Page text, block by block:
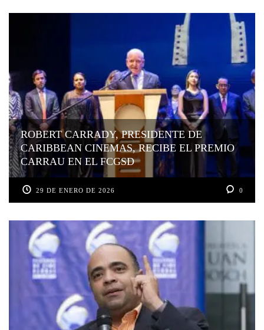
ROBERT CARRADY, PRESIDENTE DE
CARIBBEAN CINEMAS, RECIBE EL PREMIO
CARRAU EN EL FCGSD
29 DE ENERO DE 2026 0